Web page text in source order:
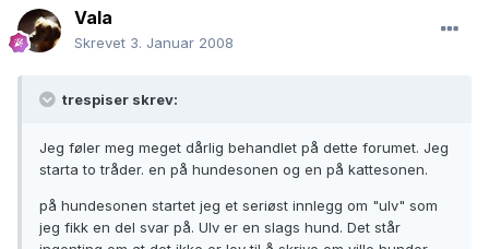
Vala
Skrevet 3. Januar 2008
trespiser skrev:
Jeg føler meg meget dårlig behandlet på dette forumet. Jeg
starta to tråder. en på hundesonen og en på kattesonen.
på hundesonen startet jeg et seriøst innlegg om "ulv" som
jeg fikk en del svar på. Ulv er en slags hund. Det står